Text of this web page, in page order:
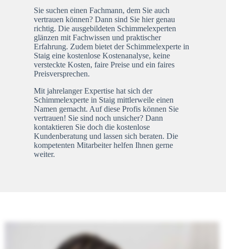
Sie suchen einen Fachmann, dem Sie auch
vertrauen können? Dann sind Sie hier genau
richtig. Die ausgebildeten Schimmelexperten
glänzen mit Fachwissen und praktischer
Erfahrung. Zudem bietet der Schimmelexperte in
Staig eine kostenlose Kostenanalyse, keine
versteckte Kosten, faire Preise und ein faires
Preisversprechen.
Mit jahrelanger Expertise hat sich der
Schimmelexperte in Staig mittlerweile einen
Namen gemacht. Auf diese Profis können Sie
vertrauen! Sie sind noch unsicher? Dann
kontaktieren Sie doch die kostenlose
Kundenberatung und lassen sich beraten. Die
kompetenten Mitarbeiter helfen Ihnen gerne
weiter.